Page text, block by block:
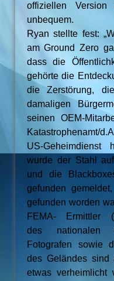
offiziellen
unbequem.
Ryan stellte fest:
am Ground Zero
dass die
gehörte die
die Zerstörung,
damaligen
seinen OEM-
Katastrophenamt/
US-Geheimdienst
wurde der Stahl
und die
gefunden
gefunden worden
FEMA- Ermittler
des nationalen
Fotografen sowie
des Geländes sind
etwas verheimlicht